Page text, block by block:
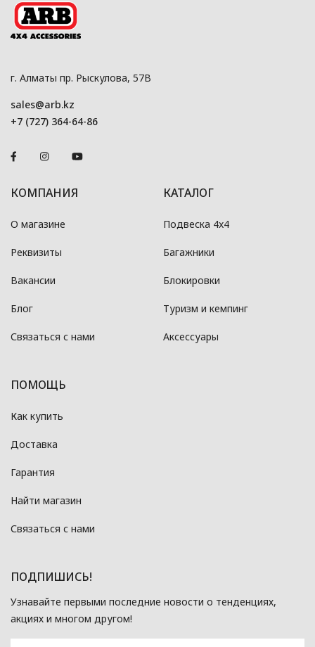
г. Алматы пр. Рыскулова, 57В
sales@arb.kz
+7 (727) 364-64-86
КОМПАНИЯ
О магазине
Реквизиты
Вакансии
Блог
Связаться с нами
КАТАЛОГ
Подвеска 4x4
Багажники
Блокировки
Туризм и кемпинг
Аксессуары
ПОМОЩЬ
Как купить
Доставка
Гарантия
Найти магазин
Связаться с нами
ПОДПИШИСЬ!
Узнавайте первыми последние новости о тенденциях,
акциях и многом другом!